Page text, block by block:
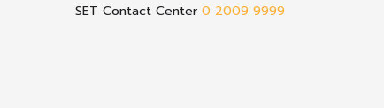
SET Contact Center 0 2009 9999